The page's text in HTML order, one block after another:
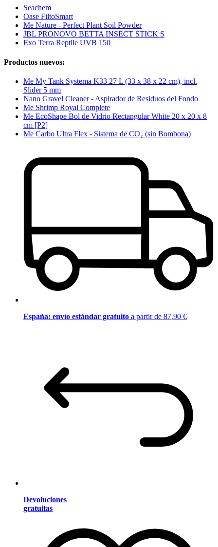
Seachem
Oase FiltoSmart
Me Nature - Perfect Plant Soil Powder
JBL PRONOVO BETTA INSECT STICK S
Exo Terra Reptile UVB 150
Productos nuevos:
Me My Tank Systema K33 27 L (33 x 38 x 22 cm), incl.
Slider 5 mm
Nano Gravel Cleaner - Aspirador de Residuos del Fondo
Me Shrimp Royal Complete
Me EcoShape Bol de Vidrio Rectangular White 20 x 20 x 8
cm [P2]
Me Carbo Ultra Flex - Sistema de CO₂ (sin Bombona)
España: envío estándar gratuito a partir de 87,90 €
Devoluciones
gratuitas